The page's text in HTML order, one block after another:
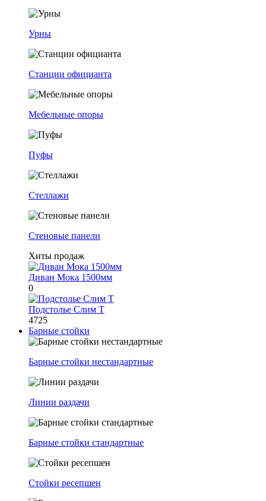
Урны
Станции официанта
Мебельные опоры
Пуфы
Стеллажи
Стеновые панели
Хиты продаж
Диван Мока 1500мм
0
Подстолье Слим Т
4725
Барные стойки
Барные стойки нестандартные
Линии раздачи
Барные стойки стандартные
Стойки ресепшен